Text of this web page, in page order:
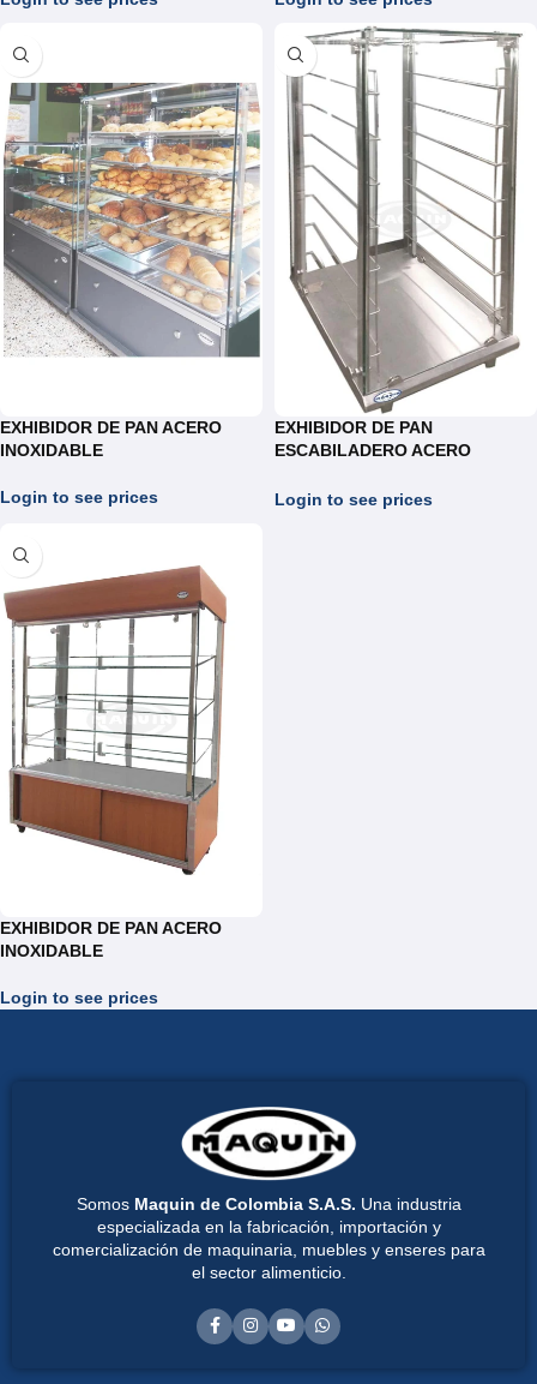
EXHIBIDOR DE PAN ACERO
INOXIDABLE
Login to see prices
EXHIBIDOR DE PAN
ESCABILADERO ACERO
Login to see prices
EXHIBIDOR DE PAN ACERO
INOXIDABLE
Login to see prices
Somos Maquin de Colombia S.A.S. Una industria
especializada en la fabricación, importación y
comercialización de maquinaria, muebles y enseres para
el sector alimenticio.